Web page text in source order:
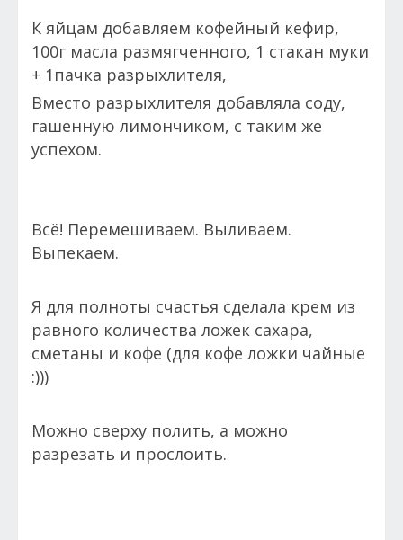
К яйцам добавляем кофейный кефир,
100г масла размягченного, 1 стакан муки
+ 1пачка разрыхлителя,
Вместо разрыхлителя добавляла соду,
гашенную лимончиком, с таким же
успехом.
Всё! Перемешиваем. Выливаем.
Выпекаем.
Я для полноты счастья сделала крем из
равного количества ложек сахара,
сметаны и кофе (для кофе ложки чайные
:)))
Можно сверху полить, а можно
разрезать и прослоить.